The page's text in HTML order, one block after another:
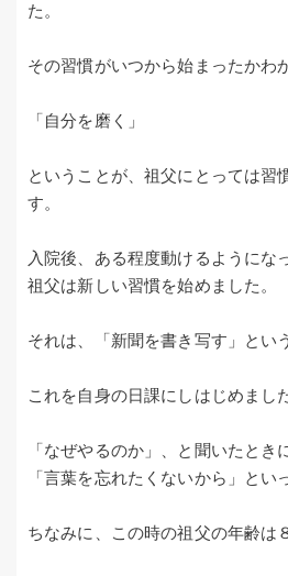
た。
その習慣がいつから始まったかわ
「自分を磨く」
ということが、祖父にとっては習
す。
入院後、ある程度動けるようにな
祖父は新しい習慣を始めました。
それは、「新聞を書き写す」とい
これを自身の日課にしはじめまし
「なぜやるのか」、と聞いたとき
「言葉を忘れたくないから」とい
ちなみに、この時の祖父の年齢は